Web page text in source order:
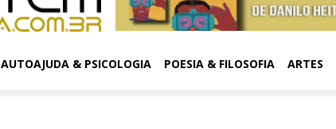
AUTOAJUDA & PSICOLOGIA POESIA & FILOSOFIA ARTES